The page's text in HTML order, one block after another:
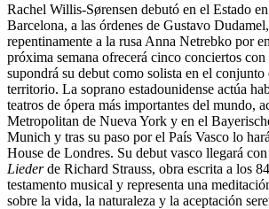
Rachel Willis-Sørensen debutó en el Estado
Barcelona, a las órdenes de Gustavo
repentinamente a la rusa Anna Netrebko por
próxima semana ofrecerá cinco conciertos
supondrá su debut como solista en el conjunto
territorio. La soprano estadounidense actúa
teatros de ópera más importantes del mundo,
Metropolitan de Nueva York y en el
Munich y tras su paso por el País Vasco lo
House de Londres. Su debut vasco llegará
Liederde Richard Strauss, obra escrita a los
testamento musical y representa una
sobre la vida, la naturaleza y la aceptación